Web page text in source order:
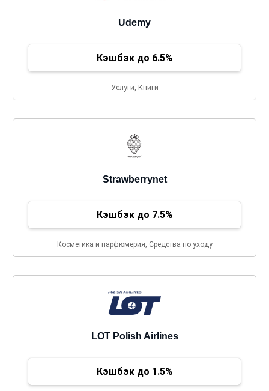
Udemy
Кэшбэк до 6.5%
Услуги, Книги
Strawberrynet
Кэшбэк до 7.5%
Косметика и парфюмерия, Средства по уходу
LOT Polish Airlines
Кэшбэк до 1.5%